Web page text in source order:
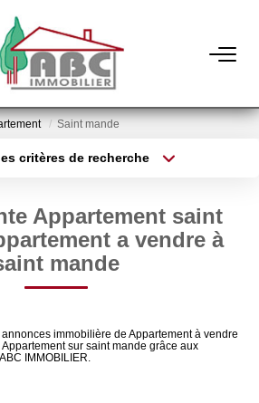
NOS BIENS
Locations
SERVICES
Estimation
Saint mande
critères de recherche
Surface min
Appartement saint
a vendre à
mande
immobilière de Appartement à vendre
sur saint mande grâce aux
IMMOBILIER.